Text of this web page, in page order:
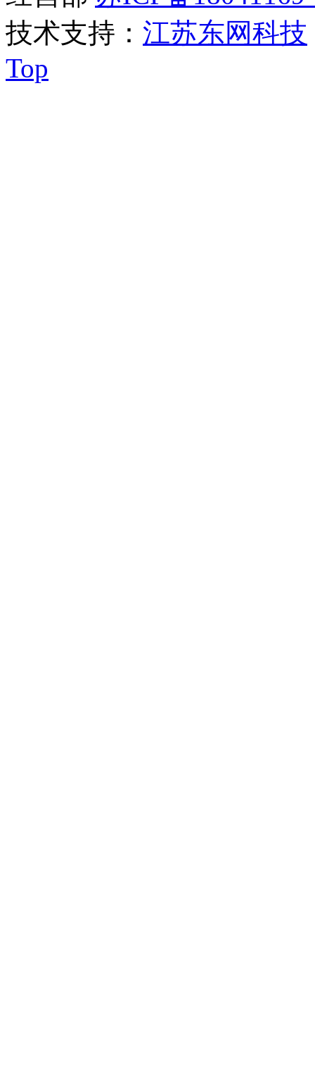
技术支持： 江苏东网科技
Top